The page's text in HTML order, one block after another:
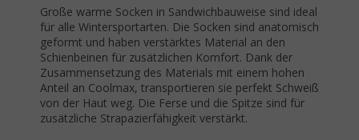
Große warme Socken in Sandwichbauweise sind ideal
für alle Wintersportarten. Die Socken sind anatomisch
geformt und haben verstärktes Material an den
Schienbeinen für zusätzlichen Komfort. Dank der
Zusammensetzung des Materials mit einem hohen
Anteil an Coolmax, transportieren sie perfekt Schweiß
von der Haut weg. Die Ferse und die Spitze sind für
zusätzliche Strapazierfähigkeit verstärkt.